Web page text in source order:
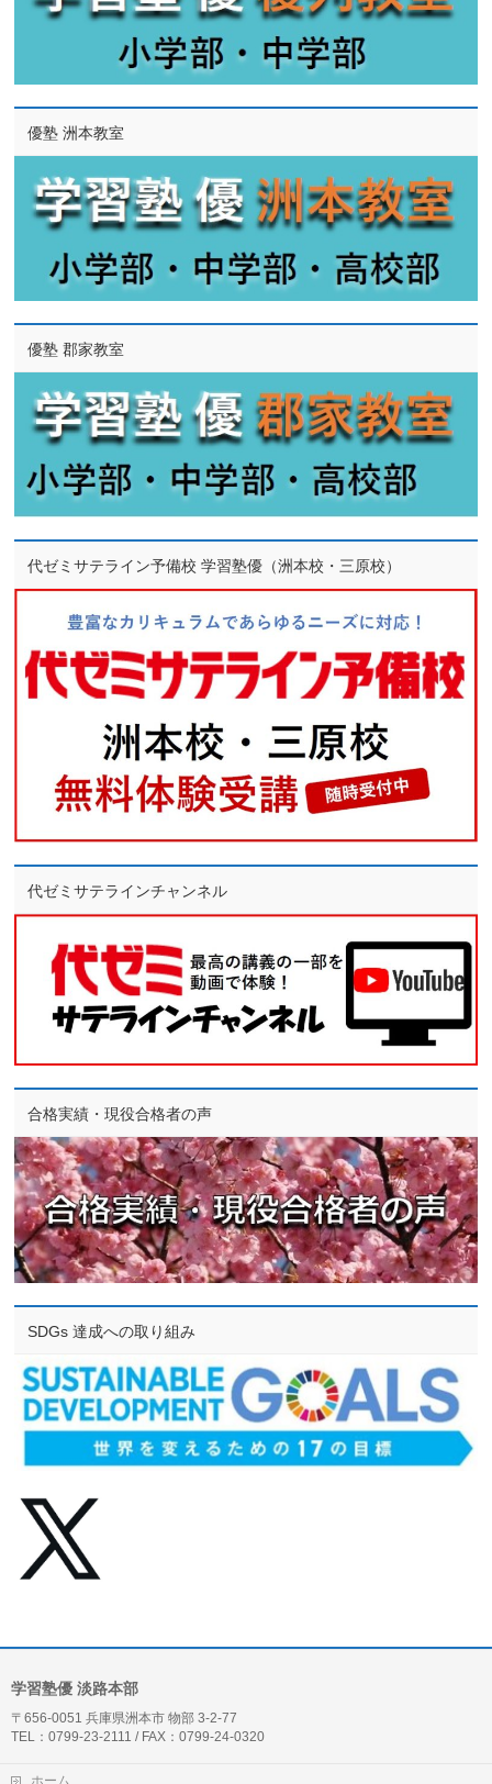
優塾 洲本教室
優塾 郡家教室
代ゼミサテライン予備校 学習塾優（洲本校・三原校）
代ゼミサテラインチャンネル
合格実績・現役合格者の声
SDGs 達成への取り組み
学習塾優 淡路本部
〒656-0051 兵庫県洲本市 物部 3-2-77
TEL：0799-23-2111 / FAX：0799-24-0320